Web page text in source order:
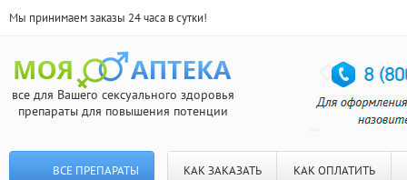
Мы принимаем заказы 24 часа в сутки!
все для Вашего сексуального здоровья
препараты для повышения потенции
ВСЕ ПРЕПАРАТЫ КАК ЗАКАЗАТЬ КАК ОПЛАТИТЬ